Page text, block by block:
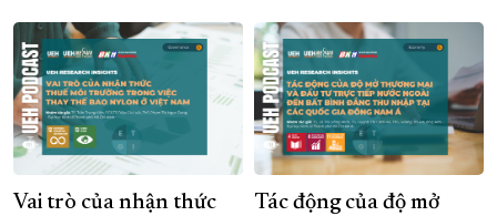
Vai trò của nhận thức
Tác động của độ mở